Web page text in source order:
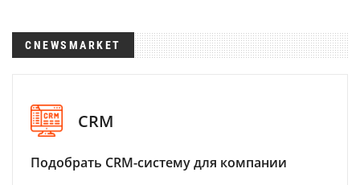
CNEWSMARKET
CRM
Подобрать CRM-систему для компании